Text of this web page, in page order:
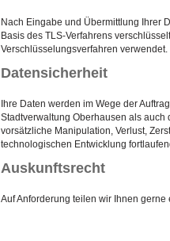
Nach Eingabe und Übermittlung Ihrer
Basis des TLS-Verfahrens
Verschlüsselungsverfahren verwendet.
Datensicherheit
Ihre Daten werden im Wege der
Stadtverwaltung Oberhausen als
vorsätzliche Manipulation, Verlust,
technologischen Entwicklung
Auskunftsrecht
Auf Anforderung teilen wir Ihnen